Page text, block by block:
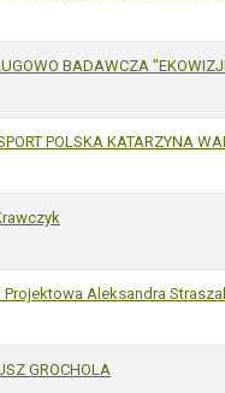
BADAWCZA
POLSKA KATARZYNA
Projektowa Aleksandra
GROCHOLA